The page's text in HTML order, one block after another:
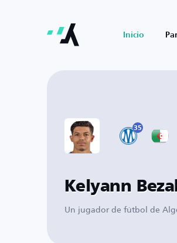
Inicio
35
Kelyann
Un jugador de fútbol de